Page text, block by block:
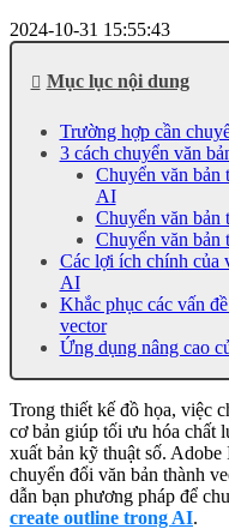
2024-10-31 15:55:43
Mục lục nội dung
Trường hợp cần
3 cách chuyển văn
Chuyển văn bản
AI
Chuyển văn bản
Chuyển văn bản
Các lợi ích chính của
AI
Khắc phục các vấn
vector
Ứng dụng nâng cao
Trong thiết kế đồ họa, việc
cơ bản giúp tối ưu hóa chất
xuất bản kỹ thuật số.
chuyển đổi văn bản thành
dẫn bạn phương pháp để
create outline trong AI.